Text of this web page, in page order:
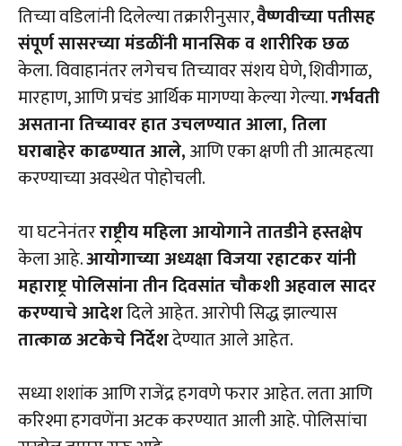
तिच्या वडिलांनी दिलेल्या तक्रारीनुसार,वैष्णवीच्या पतीसह
संपूर्ण सासरच्या मंडळींनी मानसिक व शारीरिक छळ
केला. विवाहानंतर लगेचच तिच्यावर संशय घेणे, शिवीगाळ,
मारहाण, आणि प्रचंड आर्थिक मागण्या केल्या गेल्या.गर्भवती
असताना तिच्यावर हात उचलण्यात आला, तिला
घराबाहेर काढण्यात आले,आणि एका क्षणी ती आत्महत्या
करण्याच्या अवस्थेत पोहोचली.
या घटनेनंतरराष्ट्रीय महिला आयोगाने तातडीने हस्तक्षेप
केला आहे.आयोगाच्या अध्यक्षा विजया रहाटकर यांनी
महाराष्ट्र पोलिसांना तीन दिवसांत चौकशी अहवाल सादर
करण्याचे आदेशदिले आहेत. आरोपी सिद्ध झाल्यास
तात्काळ अटकेचे निर्देशदेण्यात आले आहेत.
सध्या शशांक आणि राजेंद्र हगवणे फरार आहेत. लता आणि
करिश्मा हगवणेंना अटक करण्यात आली आहे. पोलिसांचा